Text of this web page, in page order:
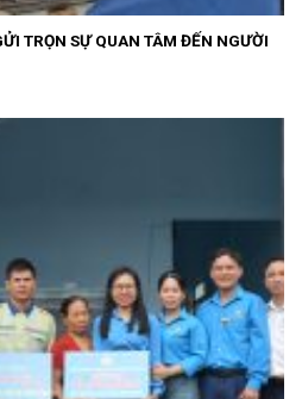
TRỌN SỰ QUAN TÂM ĐẾN NGƯỜI